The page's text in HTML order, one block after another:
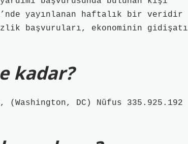
yayınlanan haftalık bir veridir
başvuruları, ekonominin gidişatı
kadar?
DC) Nüfus 335.925.192